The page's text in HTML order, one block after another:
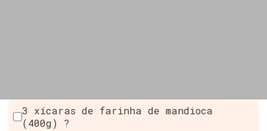
3 xícaras de farinha de mandioca
(400g) ?